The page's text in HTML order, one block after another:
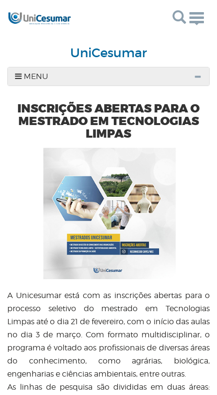
UniCesumar
MENU
INSCRIÇÕES ABERTAS PARA O
MESTRADO EM TECNOLOGIAS
LIMPAS
A Unicesumar está com as inscrições abertas para o
processo seletivo do mestrado em Tecnologias
Limpas até o dia 21 de fevereiro, com o início das aulas
no dia 3 de março. Com formato multidisciplinar, o
programa é voltado aos profissionais de diversas áreas
do conhecimento, como agrárias, biológica,
engenharias e ciências ambientais, entre outras.
As linhas de pesquisa são divididas em duas áreas: